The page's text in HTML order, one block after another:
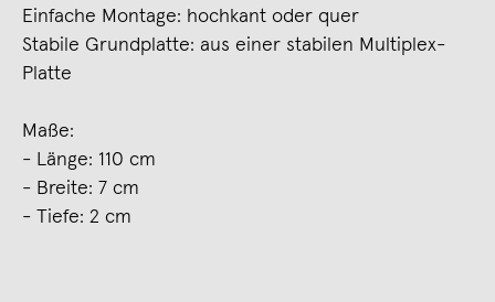
Einfache Montage: hochkant oder quer
Stabile Grundplatte: aus einer stabilen Multiplex-
Platte
Maße:
- Länge: 110 cm
- Breite: 7 cm
- Tiefe: 2 cm